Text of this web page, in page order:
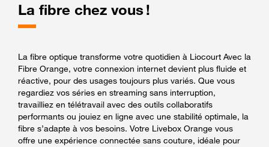
La fibre chez vous !
La fibre optique transforme votre quotidien à Liocourt Avec la
Fibre Orange, votre connexion internet devient plus fluide et
réactive, pour des usages toujours plus variés. Que vous
regardiez vos séries en streaming sans interruption,
travailliez en télétravail avec des outils collaboratifs
performants ou jouiez en ligne avec une stabilité optimale, la
fibre s’adapte à vos besoins. Votre Livebox Orange vous
offre une expérience connectée sans couture, idéale pour